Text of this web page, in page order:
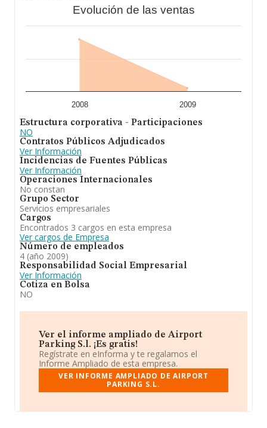
Evolución de las ventas
2008 2009
Estructura corporativa - Participaciones
NO
Contratos Públicos Adjudicados
Ver Información
Incidencias de Fuentes Públicas
Ver Información
Operaciones Internacionales
No constan
Grupo Sector
Servicios empresariales
Cargos
Encontrados 3 cargos en esta empresa
Ver cargos de Empresa
Número de empleados
4 (año 2009)
Responsabilidad Social Empresarial
Ver Información
Cotiza en Bolsa
NO
Ver el informe ampliado de Airport
Parking S.l. ¡Es gratis!
Regístrate en eInforma y te regalamos el
Informe Ampliado de esta empresa.
VER INFORME AMPLIADO DE AIRPORT
PARKING S.L.